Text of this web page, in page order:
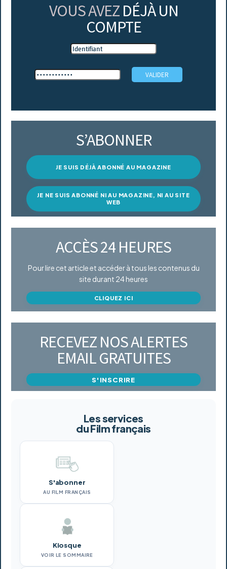
VOUS AVEZ DÉJÀ UN
COMPTE
S’ABONNER
JE SUIS DÉJÀ ABONNÉ AU MAGAZINE
JE NE SUIS ABONNÉ NI AU MAGAZINE, NI AU SITE
WEB
ACCÈS 24 HEURES
Pour lire cet article et accéder à tous les contenus du
site durant 24 heures
CLIQUEZ ICI
RECEVEZ NOS ALERTES
EMAIL GRATUITES
S'INSCRIRE
Les services
du Film français
S'abonner
AU FILM FRANÇAIS
Kiosque
VOIR LE SOMMAIRE